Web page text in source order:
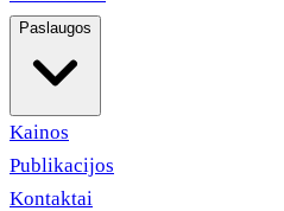
Paslaugos
Kainos
Publikacijos
Kontaktai